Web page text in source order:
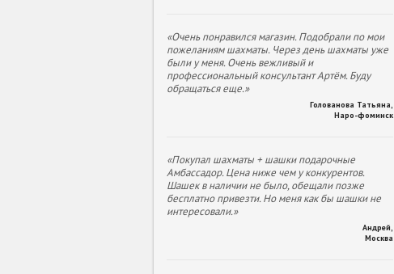
«Очень понравился магазин. Подобрали по мои
пожеланиям шахматы. Через день шахматы уже
были у меня. Очень вежливый и
профессиональный консультант Артём. Буду
обращаться еще.»
Голованова Татьяна
Наро-фоминск
«Покупал шахматы + шашки подарочные
Амбассадор. Цена ниже чем у конкурентов.
Шашек в наличии не было, обещали позже
бесплатно привезти. Но меня как бы шашки не
интересовали.»
Андрей
Москва